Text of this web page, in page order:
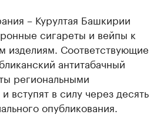
– Курултая Башкирии
сигареты и вейпы к
изделиям. Соответствующие
антитабачный
региональными
вступят в силу через десять
опубликования.